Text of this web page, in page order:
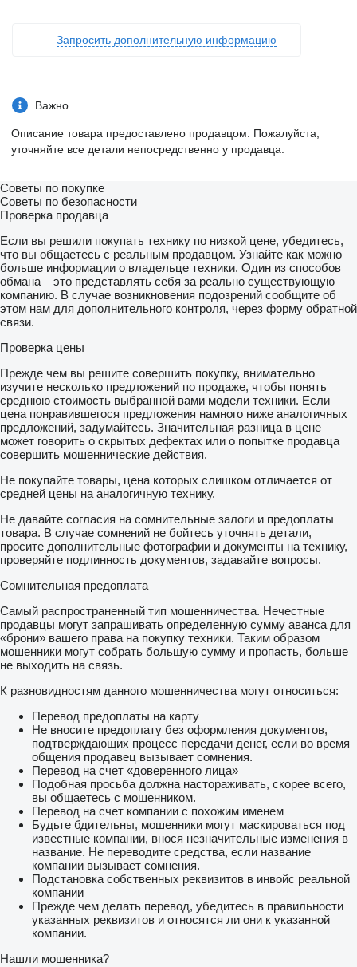
Запросить дополнительную информацию
Важно
Описание товара предоставлено продавцом. Пожалуйста,
уточняйте все детали непосредственно у продавца.
Советы по покупке
Советы по безопасности
Проверка продавца
Если вы решили покупать технику по низкой цене, убедитесь,
что вы общаетесь с реальным продавцом. Узнайте как можно
больше информации о владельце техники. Один из способов
обмана – это представлять себя за реально существующую
компанию. В случае возникновения подозрений сообщите об
этом нам для дополнительного контроля, через форму обратной
связи.
Проверка цены
Прежде чем вы решите совершить покупку, внимательно
изучите несколько предложений по продаже, чтобы понять
среднюю стоимость выбранной вами модели техники. Если
цена понравившегося предложения намного ниже аналогичных
предложений, задумайтесь. Значительная разница в цене
может говорить о скрытых дефектах или о попытке продавца
совершить мошеннические действия.
Не покупайте товары, цена которых слишком отличается от
средней цены на аналогичную технику.
Не давайте согласия на сомнительные залоги и предоплаты
товара. В случае сомнений не бойтесь уточнять детали,
просите дополнительные фотографии и документы на технику,
проверяйте подлинность документов, задавайте вопросы.
Сомнительная предоплата
Самый распространенный тип мошенничества. Нечестные
продавцы могут запрашивать определенную сумму аванса для
«брони» вашего права на покупку техники. Таким образом
мошенники могут собрать большую сумму и пропасть, больше
не выходить на связь.
К разновидностям данного мошенничества могут относиться:
Перевод предоплаты на карту
Не вносите предоплату без оформления документов,
подтверждающих процесс передачи денег, если во время
общения продавец вызывает сомнения.
Перевод на счет «доверенного лица»
Подобная просьба должна настораживать, скорее всего,
вы общаетесь с мошенником.
Перевод на счет компании с похожим именем
Будьте бдительны, мошенники могут маскироваться под
известные компании, внося незначительные изменения в
название. Не переводите средства, если название
компании вызывает сомнения.
Подстановка собственных реквизитов в инвойс реальной
компании
Прежде чем делать перевод, убедитесь в правильности
указанных реквизитов и относятся ли они к указанной
компании.
Нашли мошенника?